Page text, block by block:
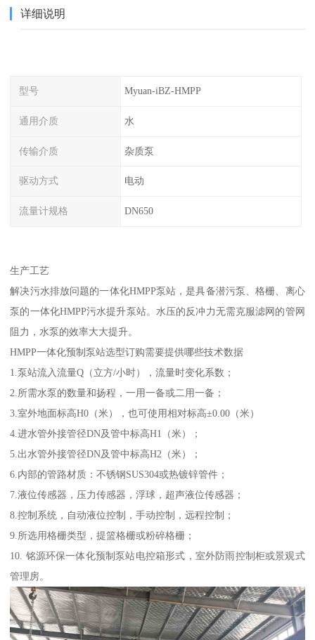
详细说明
型号 Myuan-iBZ-HMPP
通用介质 水
传输介质 杂质泵
驱动方式 电动
流量计规格 DN650
生产工艺
解决污水排放问题的一体化HMPP泵站，是具备潜污泵、格栅、离心
泵的一体化HMPP污水提升泵站。水压的反冲力无需克服滤网的管网
阻力，水泵的效率大大提升。
HMPP一体化预制泵站选型订购需要提供哪些技术数据
1.泵站流入流量Q（立方/小时），流量时变化系数；
2.所需水泵的数量和扬程，一用一备或二用一备；
3.室外地面标高H0（米），也可使用相对标高±0.00（米）
4.进水管外接管径DN及管中标高H1（米）；
5.出水管外接管径DN及管中标高H2（米）；
6.内部的管路材质：不锈钢SUS304或热镀锌管件；
7.液位传感器，压力传感器，浮球，超声液位传感器；
8.控制系统，自动液位控制，手动控制，远程控制；
9.所选用格栅类型，提篮格栅或粉碎格栅；
10. 铭源环保一体化预制泵站电控箱形式，室外防雨控制柜或景观式
管理房。